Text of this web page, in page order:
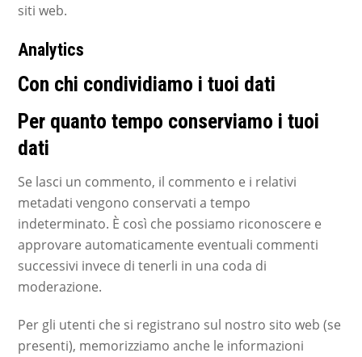
siti web.
Analytics
Con chi condividiamo i tuoi dati
Per quanto tempo conserviamo i tuoi
dati
Se lasci un commento, il commento e i relativi
metadati vengono conservati a tempo
indeterminato. È così che possiamo riconoscere e
approvare automaticamente eventuali commenti
successivi invece di tenerli in una coda di
moderazione.
Per gli utenti che si registrano sul nostro sito web (se
presenti), memorizziamo anche le informazioni